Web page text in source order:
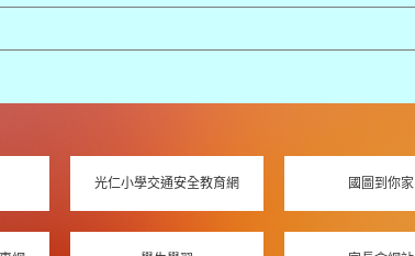
光仁小學交通安全教育網 國圖到你家